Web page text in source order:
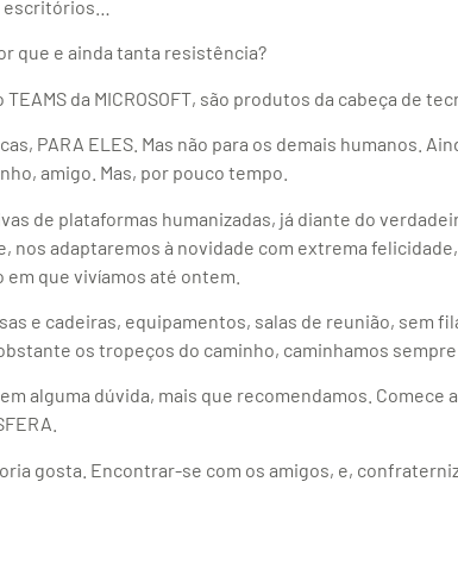
que e ainda tanta resistência?
da MICROSOFT, são produtos da cabeça de
PARA ELES. Mas não para os demais humanos.
amigo. Mas, por pouco tempo.
de plataformas humanizadas, já diante do
adaptaremos à novidade com extrema
que vivíamos até ontem.
e cadeiras, equipamentos, salas de reunião, sem
os tropeços do caminho, caminhamos
alguma dúvida, mais que recomendamos. Comece
gosta. Encontrar-se com os amigos, e,